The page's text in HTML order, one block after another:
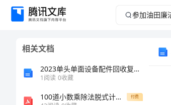
参
相关文档
2023单头单面设备配件回收复用管理制度范文30篇
1阅读 0收藏
100道小数乘除法脱式计算题 付费